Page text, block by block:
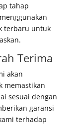
tahap
terbaru untuk
Terima
akan
memastikan
sesuai dengan
garansi
terhadap